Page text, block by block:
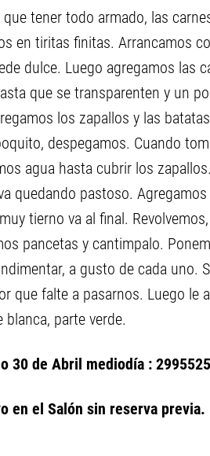
tener todo armado, las
en tiritas finitas. Arrancamos
dulce. Luego agregamos las
que se transparenten y un
los zapallos y las
despegamos. Cuando
agua hasta cubrir los
quedando pastoso.
tierno va al final.
pancetas y cantimpalo.
a gusto de cada uno.
que falte a pasarnos. Luego le
parte verde.
30 de Abril mediodía :
en el Salón sin reserva previa.